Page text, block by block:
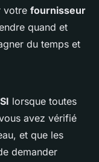
votre fournisseur
quand et
du temps et
lorsque toutes
avez vérifié
et que les
demander